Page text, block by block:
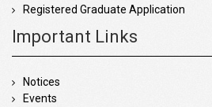
Registered Graduate Application
Important Links
Notices
Events